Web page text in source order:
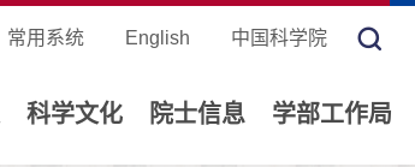
常用系统 English 中国科学院
科学文化 院士信息 学部工作局